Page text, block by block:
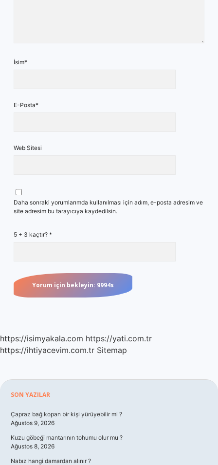
İsim*
E-Posta*
Web Sitesi
Daha sonraki yorumlarımda kullanılması için adım, e-posta adresim ve
site adresim bu tarayıcıya kaydedilsin.
5 + 3 kaçtır? *
https://isimyakala.com https://yati.com.tr
https://ihtiyacevim.com.tr Sitemap
Sidebar
SON YAZILAR
Çapraz bağ kopan bir kişi yürüyebilir mi ?
Ağustos 9, 2026
Kuzu göbeği mantarının tohumu olur mu ?
Ağustos 8, 2026
Nabız hangi damardan alınır ?